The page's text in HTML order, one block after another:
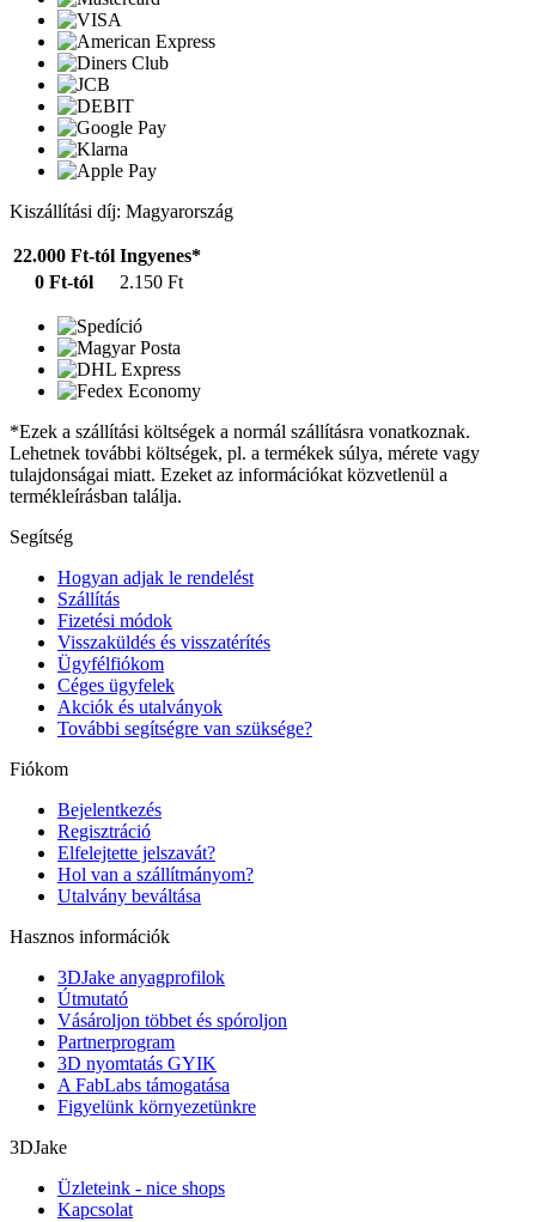
Kiszállítási díj: Magyarország
22.000 Ft-tól Ingyenes*
0 Ft-tól
2.150 Ft
*Ezek a szállítási költségek a normál szállításra vonatkoznak.
Lehetnek további költségek, pl. a termékek súlya, mérete vagy
tulajdonságai miatt. Ezeket az információkat közvetlenül a
termékleírásban találja.
Segítség
Hogyan adjak le rendelést
Szállítás
Fizetési módok
Visszaküldés és visszatérítés
Ügyfélfiókom
Céges ügyfelek
Akciók és utalványok
További segítségre van szüksége?
Fiókom
Bejelentkezés
Regisztráció
Elfelejtette jelszavát?
Hol van a szállítmányom?
Utalvány beváltása
Hasznos információk
3DJake anyagprofilok
Útmutató
Vásároljon többet és spóroljon
Partnerprogram
3D nyomtatás GYIK
A FabLabs támogatása
Figyelünk környezetünkre
3DJake
Üzleteink - nice shops
Kapcsolat